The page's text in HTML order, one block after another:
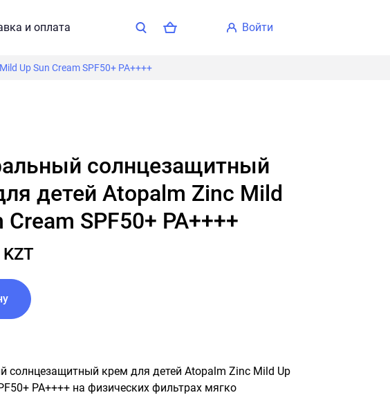
и оплата войти
Up Sun Cream SPF50+ PA++++
детей Atopalm Zinc Mild
Cream SPF50+ PA++++
солнцезащитный крем для детей Atopalm Zinc Mild Up
PA++++ на физических фильтрах мягко